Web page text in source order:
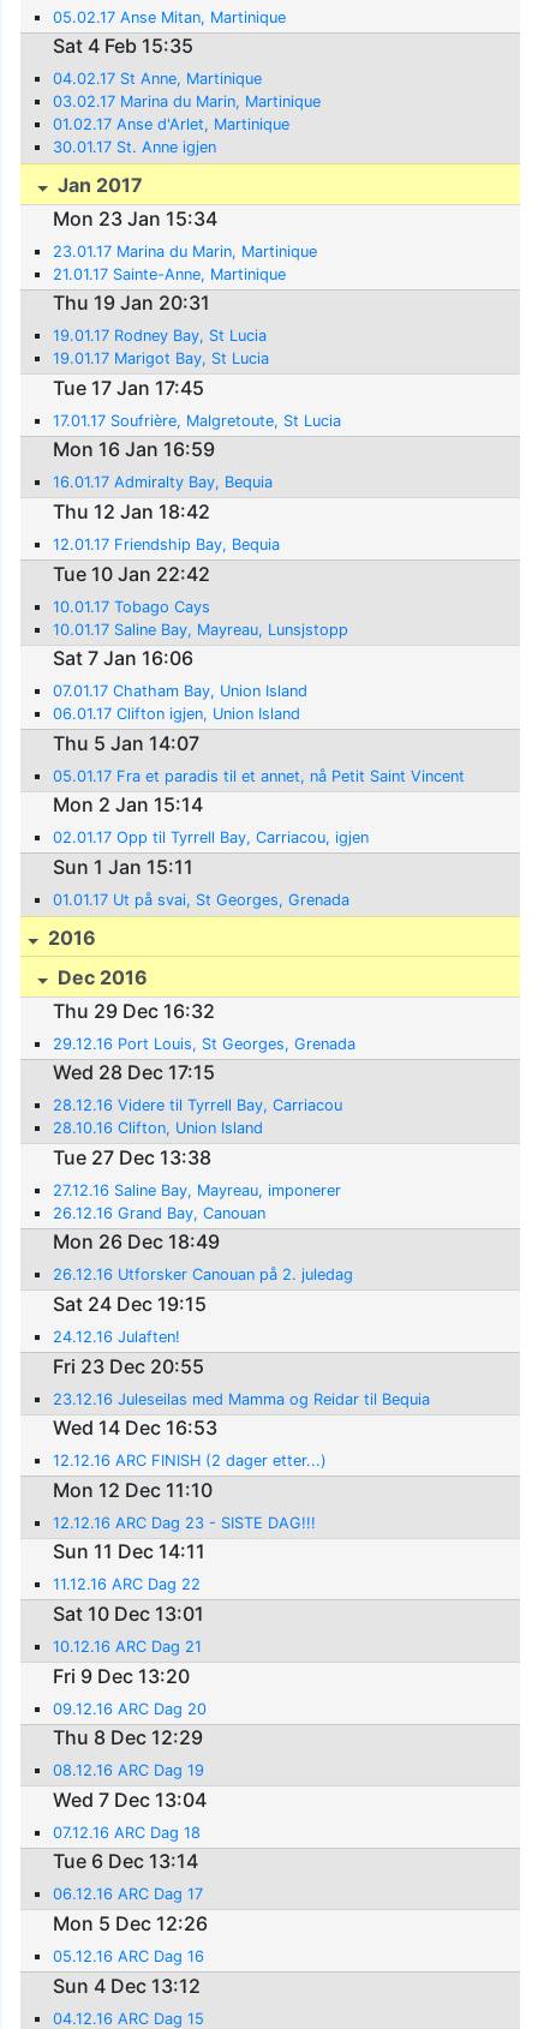
05.02.17 Anse Mitan, Martinique
Sat 4 Feb 15:35
04.02.17 St Anne, Martinique
03.02.17 Marina du Marin, Martinique
01.02.17 Anse d'Arlet, Martinique
30.01.17 St. Anne igjen
Jan 2017
Mon 23 Jan 15:34
23.01.17 Marina du Marin, Martinique
21.01.17 Sainte-Anne, Martinique
Thu 19 Jan 20:31
19.01.17 Rodney Bay, St Lucia
19.01.17 Marigot Bay, St Lucia
Tue 17 Jan 17:45
17.01.17 Soufrière, Malgretoute, St Lucia
Mon 16 Jan 16:59
16.01.17 Admiralty Bay, Bequia
Thu 12 Jan 18:42
12.01.17 Friendship Bay, Bequia
Tue 10 Jan 22:42
10.01.17 Tobago Cays
10.01.17 Saline Bay, Mayreau, Lunsjstopp
Sat 7 Jan 16:06
07.01.17 Chatham Bay, Union Island
06.01.17 Clifton igjen, Union Island
Thu 5 Jan 14:07
05.01.17 Fra et paradis til et annet, nå Petit Saint Vincent
Mon 2 Jan 15:14
02.01.17 Opp til Tyrrell Bay, Carriacou, igjen
Sun 1 Jan 15:11
01.01.17 Ut på svai, St Georges, Grenada
2016
Dec 2016
Thu 29 Dec 16:32
29.12.16 Port Louis, St Georges, Grenada
Wed 28 Dec 17:15
28.12.16 Videre til Tyrrell Bay, Carriacou
28.10.16 Clifton, Union Island
Tue 27 Dec 13:38
27.12.16 Saline Bay, Mayreau, imponerer
26.12.16 Grand Bay, Canouan
Mon 26 Dec 18:49
26.12.16 Utforsker Canouan på 2. juledag
Sat 24 Dec 19:15
24.12.16 Julaften!
Fri 23 Dec 20:55
23.12.16 Juleseilas med Mamma og Reidar til Bequia
Wed 14 Dec 16:53
12.12.16 ARC FINISH (2 dager etter...)
Mon 12 Dec 11:10
12.12.16 ARC Dag 23 - SISTE DAG!!!
Sun 11 Dec 14:11
11.12.16 ARC Dag 22
Sat 10 Dec 13:01
10.12.16 ARC Dag 21
Fri 9 Dec 13:20
09.12.16 ARC Dag 20
Thu 8 Dec 12:29
08.12.16 ARC Dag 19
Wed 7 Dec 13:04
07.12.16 ARC Dag 18
Tue 6 Dec 13:14
06.12.16 ARC Dag 17
Mon 5 Dec 12:26
05.12.16 ARC Dag 16
Sun 4 Dec 13:12
04.12.16 ARC Dag 15